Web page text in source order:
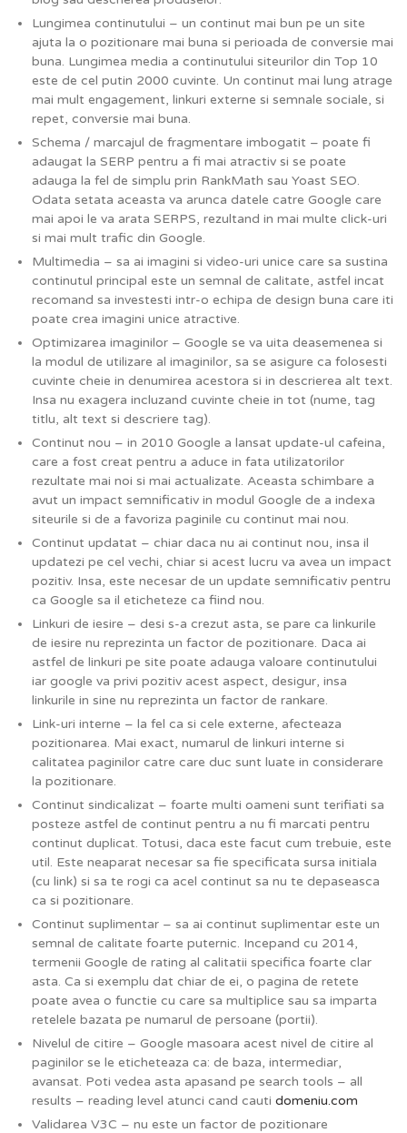
Lungimea continutului – un continut mai bun pe un site
ajuta la o pozitionare mai buna si perioada de conversie mai
buna. Lungimea media a continutului siteurilor din Top 10
este de cel putin 2000 cuvinte. Un continut mai lung atrage
mai mult engagement, linkuri externe si semnale sociale, si
repet, conversie mai buna.
Schema / marcajul de fragmentare imbogatit – poate fi
adaugat la SERP pentru a fi mai atractiv si se poate
adauga la fel de simplu prin RankMath sau Yoast SEO.
Odata setata aceasta va arunca datele catre Google care
mai apoi le va arata SERPS, rezultand in mai multe click-uri
si mai mult trafic din Google.
Multimedia – sa ai imagini si video-uri unice care sa sustina
continutul principal este un semnal de calitate, astfel incat
recomand sa investesti intr-o echipa de design buna care iti
poate crea imagini unice atractive.
Optimizarea imaginilor – Google se va uita deasemenea si
la modul de utilizare al imaginilor, sa se asigure ca folosesti
cuvinte cheie in denumirea acestora si in descrierea alt text.
Insa nu exagera incluzand cuvinte cheie in tot (nume, tag
titlu, alt text si descriere tag).
Continut nou – in 2010 Google a lansat update-ul cafeina,
care a fost creat pentru a aduce in fata utilizatorilor
rezultate mai noi si mai actualizate. Aceasta schimbare a
avut un impact semnificativ in modul Google de a indexa
siteurile si de a favoriza paginile cu continut mai nou.
Continut updatat – chiar daca nu ai continut nou, insa il
updatezi pe cel vechi, chiar si acest lucru va avea un impact
pozitiv. Insa, este necesar de un update semnificativ pentru
ca Google sa il eticheteze ca fiind nou.
Linkuri de iesire – desi s-a crezut asta, se pare ca linkurile
de iesire nu reprezinta un factor de pozitionare. Daca ai
astfel de linkuri pe site poate adauga valoare continutului
iar google va privi pozitiv acest aspect, desigur, insa
linkurile in sine nu reprezinta un factor de rankare.
Link-uri interne – la fel ca si cele externe, afecteaza
pozitionarea. Mai exact, numarul de linkuri interne si
calitatea paginilor catre care duc sunt luate in considerare
la pozitionare.
Continut sindicalizat – foarte multi oameni sunt terifiati sa
posteze astfel de continut pentru a nu fi marcati pentru
continut duplicat. Totusi, daca este facut cum trebuie, este
util. Este neaparat necesar sa fie specificata sursa initiala
(cu link) si sa te rogi ca acel continut sa nu te depaseasca
ca si pozitionare.
Continut suplimentar – sa ai continut suplimentar este un
semnal de calitate foarte puternic. Incepand cu 2014,
termenii Google de rating al calitatii specifica foarte clar
asta. Ca si exemplu dat chiar de ei, o pagina de retete
poate avea o functie cu care sa multiplice sau sa imparta
retelele bazata pe numarul de persoane (portii).
Nivelul de citire – Google masoara acest nivel de citire al
paginilor se le eticheteaza ca: de baza, intermediar,
avansat. Poti vedea asta apasand pe search tools – all
results – reading level atunci cand cauti domeniu.com
Validarea V3C – nu este un factor de pozitionare